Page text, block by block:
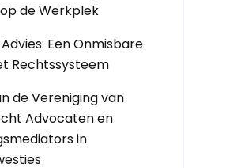
de Werkplek
Een Onmisbare
Rechtssysteem
de Vereniging van
Advocaten en
in